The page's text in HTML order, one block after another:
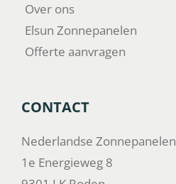
Over ons
Elsun Zonnepanelen
Offerte aanvragen
CONTACT
Nederlandse Zonnepanelen
1e Energieweg 8